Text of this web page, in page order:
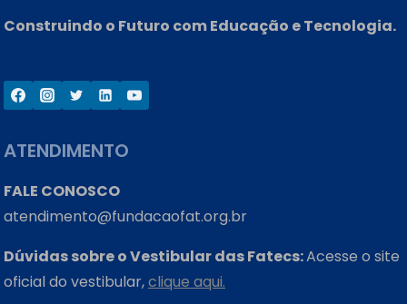
Construindo o Futuro com Educação e Tecnologia.
ATENDIMENTO
FALE CONOSCO
atendimento@fundacaofat.org.br
Dúvidas sobre o Vestibular das Fatecs:Acesse o site
oficial do vestibular,clique aqui.